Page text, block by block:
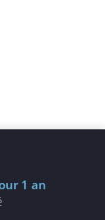
1 an